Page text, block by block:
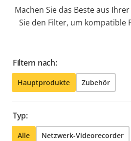
Machen Sie das Beste aus
Sie den Filter, um kompatible
Filtern nach:
Hauptprodukte Zubehör
Typ:
Alle Netzwerk-Videorecorder